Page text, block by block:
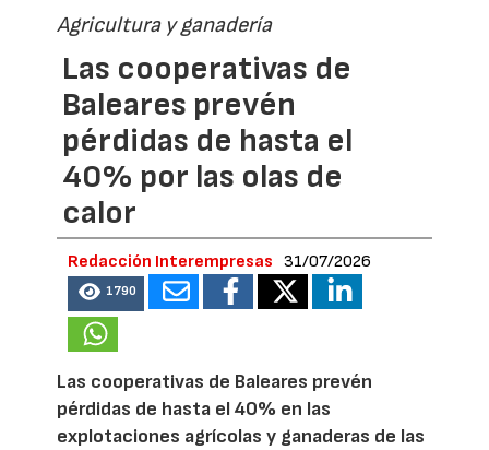
Agricultura y ganadería
Las cooperativas de
Baleares prevén
pérdidas de hasta el
40% por las olas de
calor
Redacción Interempresas 31/07/2026
1790
Las cooperativas de Baleares prevén
pérdidas de hasta el 40% en las
explotaciones agrícolas y ganaderas de las